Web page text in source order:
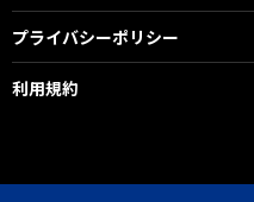
プライバシーポリシー
利用規約